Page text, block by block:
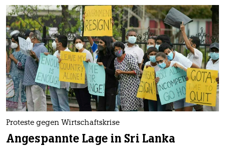
Proteste gegen Wirtschaftskrise
Angespannte Lage in Sri Lanka